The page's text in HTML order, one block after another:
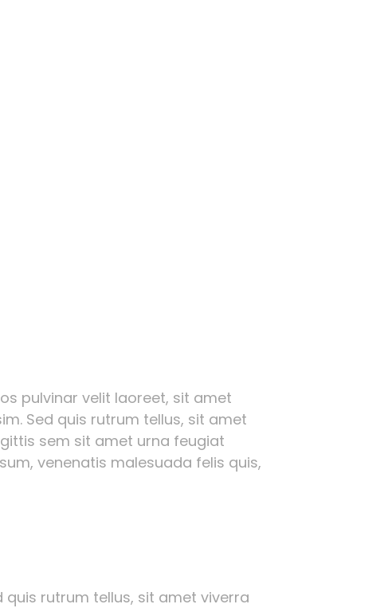
pulvinar velit laoreet, sit amet
Sed quis rutrum tellus, sit amet
sem sit amet urna feugiat
venenatis malesuada felis quis,
rutrum tellus, sit amet viverra